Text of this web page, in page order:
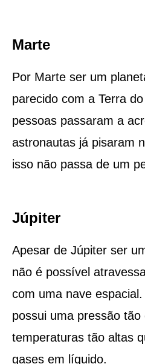
Marte
Por Marte ser um
parecido com a Terra
pessoas passaram a
astronautas já pisaram
isso não passa de um
Júpiter
Apesar de Júpiter ser
não é possível
com uma nave
possui uma pressão tão
temperaturas tão altas
gases em líquido.